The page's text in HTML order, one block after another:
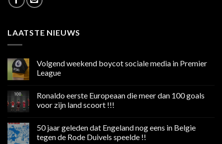
LAATSTE NIEUWS
Volgend weekend boycot sociale media in Premier
League
op
weekend
media
in
Premier
Ronaldo eerste Europeaan die meer dan 100 goals
voor zijn land scoort !!!
op
Ronaldo
eerste
50 jaar geleden dat Engeland nog eens in Belgie
tegen de Rode Duivels speelde !!